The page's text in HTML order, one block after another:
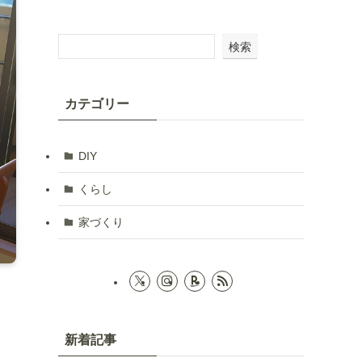
検索
カテゴリー
DIY
くらし
家づくり
新着記事